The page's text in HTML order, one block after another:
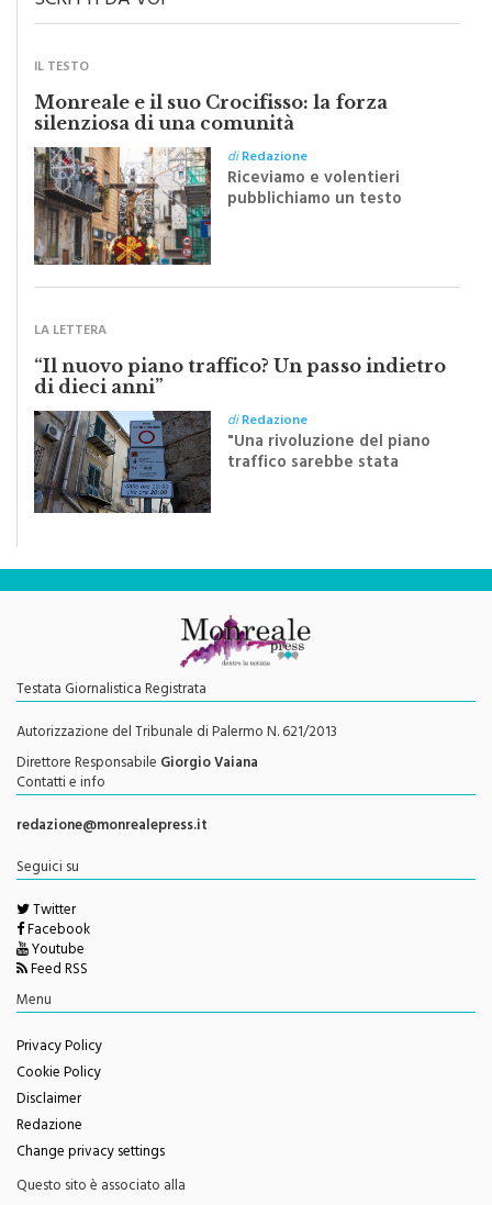
Monreale e il suo Crocifisso: la forza
silenziosa di una comunità
diRedazione
Riceviamo e volentieri
pubblichiamo un testo
inviato dalla scrittrice
monrealese Mariella
“Il nuovo piano traffico? Un passo indietro
di dieci anni”
"Una rivoluzione del piano
traffico sarebbe stata
efficace se preceduta da
una rivoluzione culturale"
Testata Giornalistica Registrata
Autorizzazione del Tribunale di Palermo N. 621/2013
Direttore ResponsabileGiorgio Vaiana
Contatti e info
redazione@monrealepress.it
Twitter
Facebook
Youtube
Feed RSS
Menu
Privacy Policy
Cookie Policy
Disclaimer
Redazione
Change privacy settings
Questo sito è associato alla